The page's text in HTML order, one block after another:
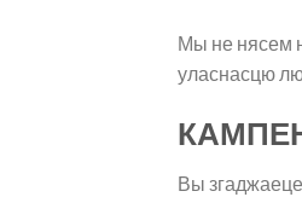
Мы не нясем
уласнасцю
Вы